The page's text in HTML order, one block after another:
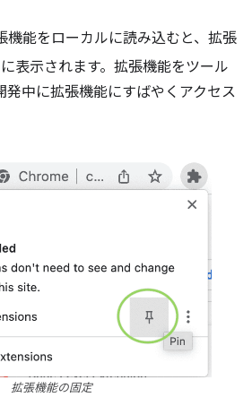
機能をローカルに読み込むと、拡張
表示されます。拡張機能をツール
発中に拡張機能にすばやくアクセス
拡張機能の固定